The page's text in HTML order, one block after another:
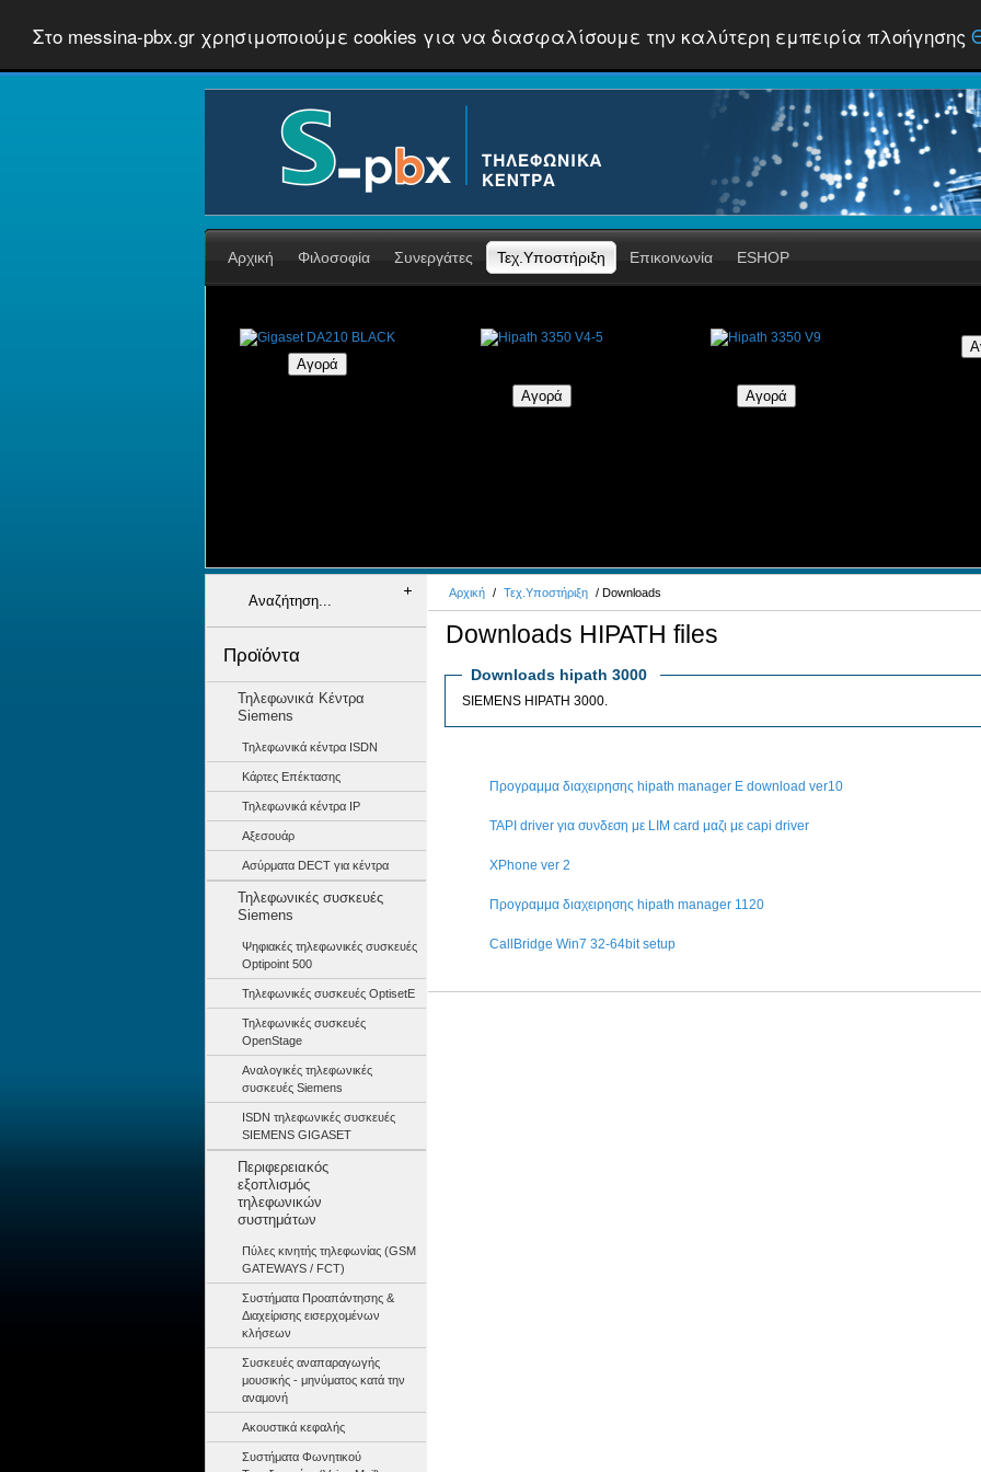
Στο messina-pbx.gr χρησιμοποιούμε cookies για να διασφαλίσουμε την καλύτερη εμπειρία πλοήγησης
Αρχική Φιλοσοφία Συνεργάτες Τεχ.Υποστήριξη Επικοινωνία ESHOP
€16,12
Αρχική / Τεχ.Υποστήριξη / Downloads
Downloads HIPATH files
Downloads hipath 3000
SIEMENS HIPATH 3000.
Προγραμμα διαχειρησης hipath manager E download ver10
TAPI driver για συνδεση με LIM card μαζι με capi driver
XPhone ver 2
Προγραμμα διαχειρησης hipath manager 1120
CallBridge Win7 32-64bit setup
Προϊόντα
+
Τηλεφωνικά Κέντρα
Siemens
Τηλεφωνικά κέντρα ISDN
Κάρτες Επέκτασης
Τηλεφωνικά κέντρα IP
Αξεσουάρ
Ασύρματα DECT για κέντρα
+
Τηλεφωνικές συσκευές
Siemens
Ψηφιακές τηλεφωνικές συσκευές
Optipoint 500
Τηλεφωνικές συσκευές OptisetE
Τηλεφωνικές συσκευές
OpenStage
Αναλογικές τηλεφωνικές
συσκευές Siemens
ISDN τηλεφωνικές συσκευές
SIEMENS GIGASET
+
Περιφερειακός
εξοπλισμός
τηλεφωνικών
συστημάτων
Πύλες κινητής τηλεφωνίας (GSM
GATEWAYS / FCT)
Συστήματα Προαπάντησης &
Διαχείρισης εισερχομένων
κλήσεων
Συσκευές αναπαραγωγής
μουσικής - μηνύματος κατά την
αναμονή
Ακουστικά κεφαλής
Συστήματα Φωνητικού
+
+